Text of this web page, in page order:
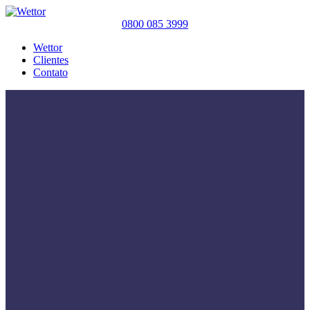
0800 085 3999
Wettor
Clientes
Contato